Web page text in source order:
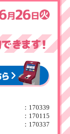
：170339
：170115
：170337